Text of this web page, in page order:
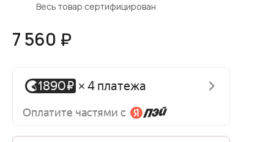
Весь товар сертифицирован
7 560 ₽